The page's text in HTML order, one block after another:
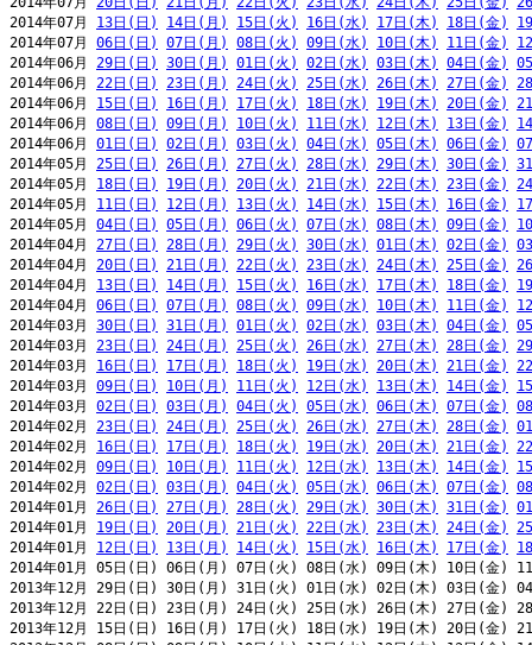
2014年07月 13日(日) 14日(月) 15日(火) 16日(水) 17日(木) 18日(金)
2014年07月 06日(日) 07日(月) 08日(火) 09日(水) 10日(木) 11日(金)
2014年06月 29日(日) 30日(月) 01日(火) 02日(水) 03日(木) 04日(金)
2014年06月 22日(日) 23日(月) 24日(火) 25日(水) 26日(木) 27日(金)
2014年06月 15日(日) 16日(月) 17日(火) 18日(水) 19日(木) 20日(金)
2014年06月 08日(日) 09日(月) 10日(火) 11日(水) 12日(木) 13日(金)
2014年06月 01日(日) 02日(月) 03日(火) 04日(水) 05日(木) 06日(金)
2014年05月 25日(日) 26日(月) 27日(火) 28日(水) 29日(木) 30日(金)
2014年05月 18日(日) 19日(月) 20日(火) 21日(水) 22日(木) 23日(金)
2014年05月 11日(日) 12日(月) 13日(火) 14日(水) 15日(木) 16日(金)
2014年05月 04日(日) 05日(月) 06日(火) 07日(水) 08日(木) 09日(金)
2014年04月 27日(日) 28日(月) 29日(火) 30日(水) 01日(木) 02日(金)
2014年04月 20日(日) 21日(月) 22日(火) 23日(水) 24日(木) 25日(金)
2014年04月 13日(日) 14日(月) 15日(火) 16日(水) 17日(木) 18日(金)
2014年04月 06日(日) 07日(月) 08日(火) 09日(水) 10日(木) 11日(金)
2014年03月 30日(日) 31日(月) 01日(火) 02日(水) 03日(木) 04日(金)
2014年03月 23日(日) 24日(月) 25日(火) 26日(水) 27日(木) 28日(金)
2014年03月 16日(日) 17日(月) 18日(火) 19日(水) 20日(木) 21日(金)
2014年03月 09日(日) 10日(月) 11日(火) 12日(水) 13日(木) 14日(金)
2014年03月 02日(日) 03日(月) 04日(火) 05日(水) 06日(木) 07日(金)
2014年02月 23日(日) 24日(月) 25日(火) 26日(水) 27日(木) 28日(金)
2014年02月 16日(日) 17日(月) 18日(火) 19日(水) 20日(木) 21日(金)
2014年02月 09日(日) 10日(月) 11日(火) 12日(水) 13日(木) 14日(金)
2014年02月 02日(日) 03日(月) 04日(火) 05日(水) 06日(木) 07日(金)
2014年01月 26日(日) 27日(月) 28日(火) 29日(水) 30日(木) 31日(金)
2014年01月 19日(日) 20日(月) 21日(火) 22日(水) 23日(木) 24日(金)
2014年01月 12日(日) 13日(月) 14日(火) 15日(水) 16日(木) 17日(金)
2014年01月 05日(日) 06日(月) 07日(火) 08日(水) 09日(木) 10日(金)
2013年12月 29日(日) 30日(月) 31日(火) 01日(水) 02日(木) 03日(金)
2013年12月 22日(日) 23日(月) 24日(火) 25日(水) 26日(木) 27日(金)
2013年12月 15日(日) 16日(月) 17日(火) 18日(水) 19日(木) 20日(金)